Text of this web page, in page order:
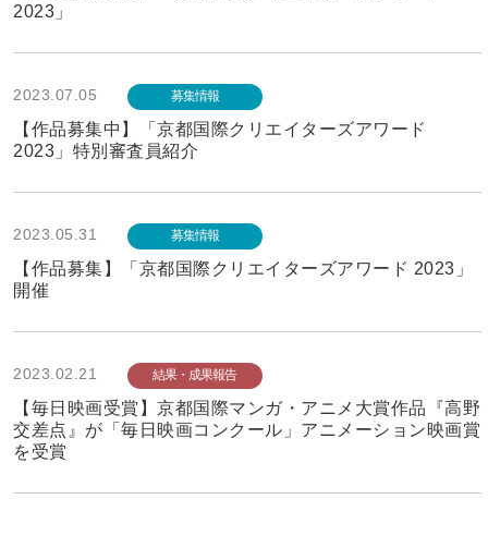
2023」
2023.07.05 募集情報
【作品募集中】「京都国際クリエイターズアワード
2023」特別審査員紹介
2023.05.31 募集情報
【作品募集】「京都国際クリエイターズアワード 2023」
開催
2023.02.21 結果・成果報告
【毎日映画受賞】京都国際マンガ・アニメ大賞作品『高野
交差点』が「毎日映画コンクール」アニメーション映画賞
を受賞